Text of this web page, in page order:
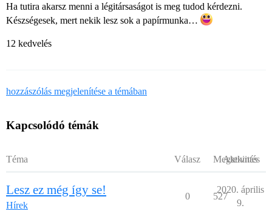
Ha tutira akarsz menni a légitársaságot is meg tudod kérdezni.
Készségesek, mert nekik lesz sok a papírmunka…
12 kedvelés
hozzászólás megjelenítése a témában
Kapcsolódó témák
Téma Válasz Megtekintés
Aktivitás
Lesz ez még így se!
Hírek
0 527
2020. április
9.